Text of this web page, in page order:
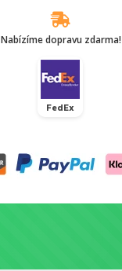
Nabízíme dopravu zdarma!
FedEx